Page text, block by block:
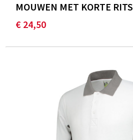
MOUWEN MET KORTE RITS
€ 24,50